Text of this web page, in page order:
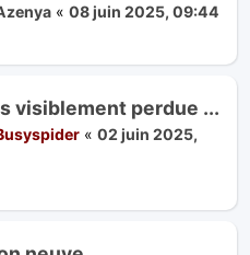
« 08 juin 2025, 09:44
visiblement perdue ...
« 02 juin 2025,